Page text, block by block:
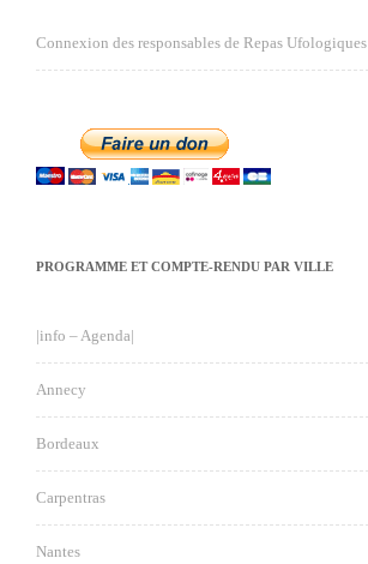
Connexion des responsables de Repas Ufologiques
PROGRAMME ET COMPTE-RENDU PAR VILLE
|info – Agenda|
Annecy
Bordeaux
Carpentras
Nantes